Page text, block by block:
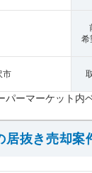
希
市
パーマーケット内
居抜き売却案